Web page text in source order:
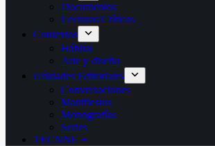
Documentos
Lecturas Críticas
Contextos
Hábitat
Arte y diseño
Unidades Editoriales
Conversaciones
Manifiestos
Monografías
Series
TECNNE +